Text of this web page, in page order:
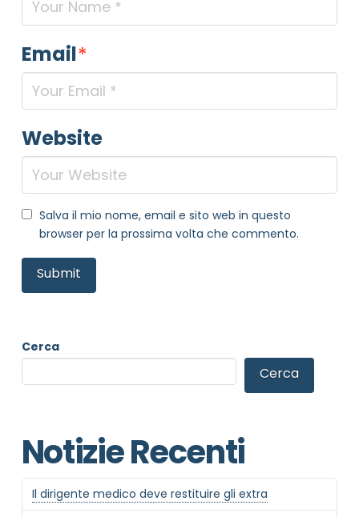
Email*
Website
Salva il mio nome, email e sito web in questo
browser per la prossima volta che commento.
Cerca
Cerca
Notizie Recenti
Il dirigente medico deve restituire gli extra